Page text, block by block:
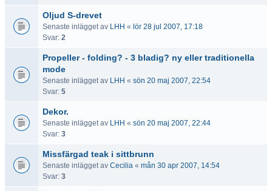
Oljud S-drevet
Senaste inlägget av LHH « lör 28 jul 2007, 17:18
Svar: 2
Propeller - folding? - 3 bladig? ny eller traditionella
mode
Senaste inlägget av LHH « sön 20 maj 2007, 22:54
Svar: 5
Dekor.
Senaste inlägget av LHH « sön 20 maj 2007, 22:44
Svar: 3
Missfärgad teak i sittbrunn
Senaste inlägget av Cecilia « mån 30 apr 2007, 14:54
Svar: 3